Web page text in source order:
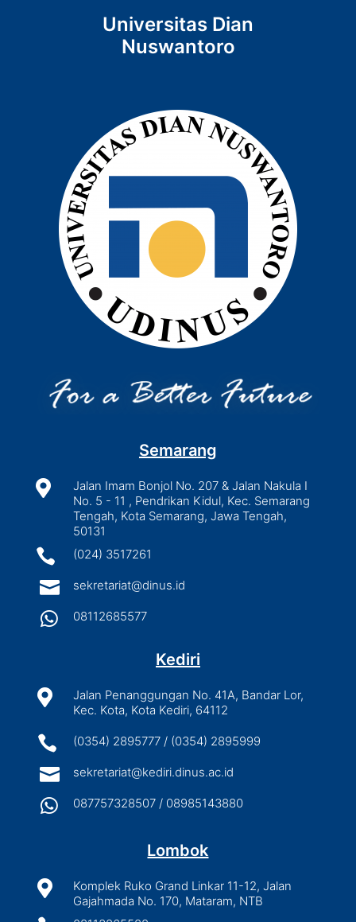
Universitas Dian
Nuswantoro
Semarang

Jalan Imam Bonjol No. 207 & Jalan Nakula I
No. 5 - 11 , Pendrikan Kidul, Kec. Semarang
Tengah, Kota Semarang, Jawa Tengah,
50131
 (024) 3517261
 sekretariat@dinus.id
 08112685577
Kediri

Jalan Penanggungan No. 41A, Bandar Lor,
Kec. Kota, Kota Kediri, 64112
 (0354) 2895777 / (0354) 2895999
 sekretariat@kediri.dinus.ac.id
 087757328507 / 08985143880
Lombok

Komplek Ruko Grand Linkar 11-12, Jalan
Gajahmada No. 170, Mataram, NTB